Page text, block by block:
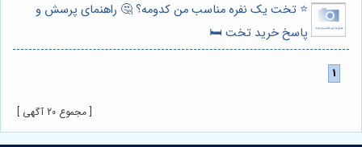
⭐️ تخت یک نفره مناسب من کدومه؟ 🤔 راهنمای پرسش و
پاسخ خرید تخت 🛏️
[ مجموع 20 آگهی ]